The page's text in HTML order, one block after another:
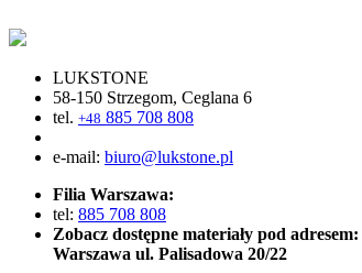
LUKSTONE
58-150 Strzegom, Ceglana 6
tel. +48 885 708 808
e-mail: biuro@lukstone.pl
Filia Warszawa:
tel: 885 708 808
Zobacz dostępne materiały pod adresem:
Warszawa ul. Palisadowa 20/22